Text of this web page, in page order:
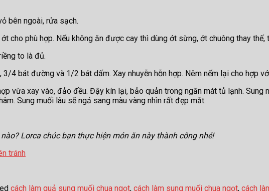
bên ngoài, rửa sạch.
cho phù hợp. Nếu không ăn được cay thì dùng ớt sừng, ớt chuông thay thế,
to là đủ.
4 bát đường và 1/2 bát dấm. Xay nhuyễn hỗn hợp. Nêm nếm lại cho hợp
vừa xay vào, đảo đều. Đậy kín lại, bảo quản trong ngăn mát tủ lạnh.
Sung muối lâu sẽ ngả sang màu vàng nhìn rất đẹp mắt.
Lorca chúc bạn thực hiện món ăn này thành công nhé!
tránh
cách làm quả sung muối chua ngọt, cách làm sung muối chua ngọt, cách